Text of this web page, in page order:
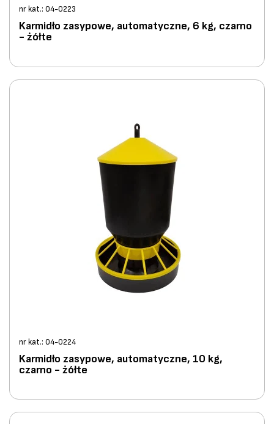
nr kat.: 04-0223
Karmidło zasypowe, automatyczne, 6 kg, czarno
- żółte
nr kat.: 04-0224
Karmidło zasypowe, automatyczne, 10 kg,
czarno - żółte